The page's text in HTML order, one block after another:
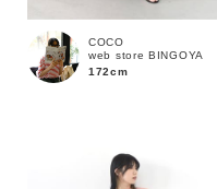
COCO
web store BINGOYA
172cm